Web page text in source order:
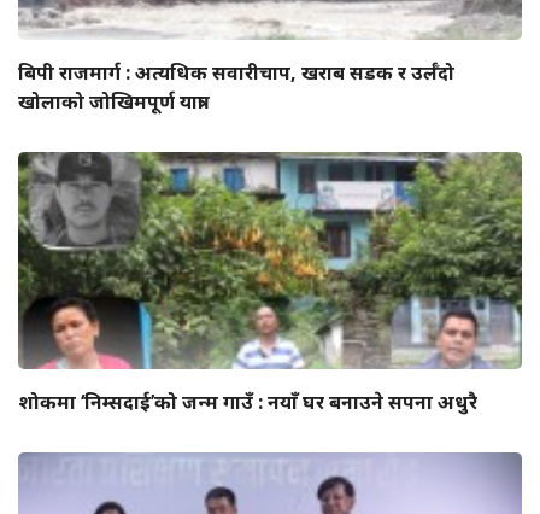
बिपी राजमार्ग : अत्यधिक सवारीचाप, खराब सडक र उर्लँदो
खोलाको जोखिमपूर्ण यात्रा
शोकमा ‘निम्सदाई’को जन्म गाउँ : नयाँ घर बनाउने सपना अधुरै